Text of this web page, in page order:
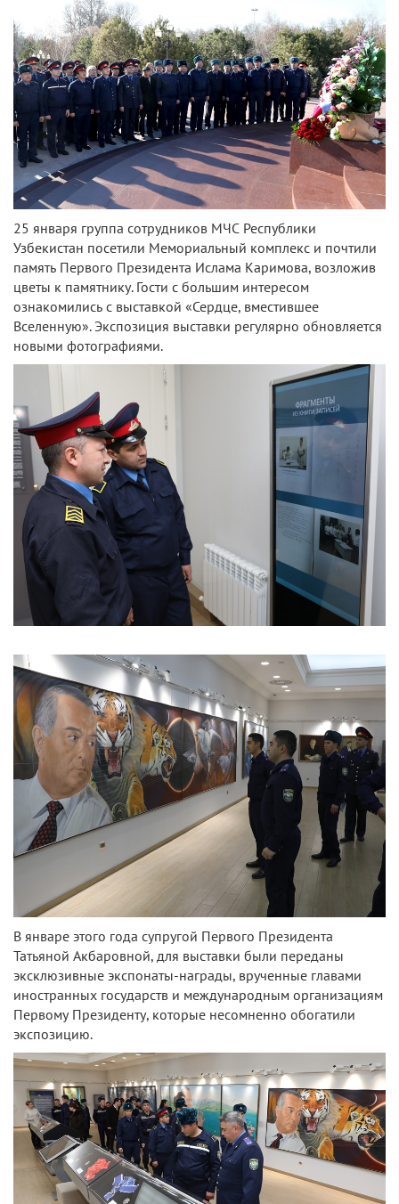
25 января группа сотрудников МЧС Республики
Узбекистан посетили Мемориальный комплекс и почтили
память Первого Президента Ислама Каримова, возложив
цветы к памятнику. Гости с большим интересом
ознакомились с выставкой «Сердце, вместившее
Вселенную». Экспозиция выставки регулярно обновляется
новыми фотографиями.
В январе этого года супругой Первого Президента
Татьяной Акбаровной, для выставки были переданы
эксклюзивные экспонаты-награды, врученные главами
иностранных государств и международным организациям
Первому Президенту, которые несомненно обогатили
экспозицию.